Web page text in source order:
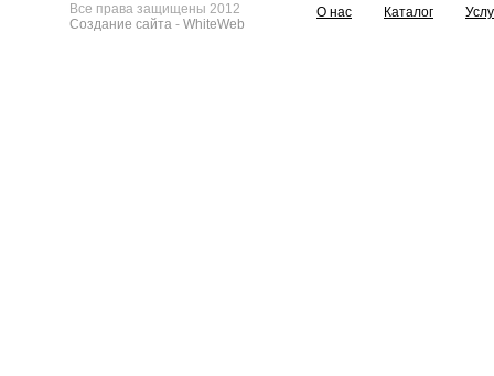
Все права защищены 2012
Создание сайта - WhiteWeb
О нас Каталог